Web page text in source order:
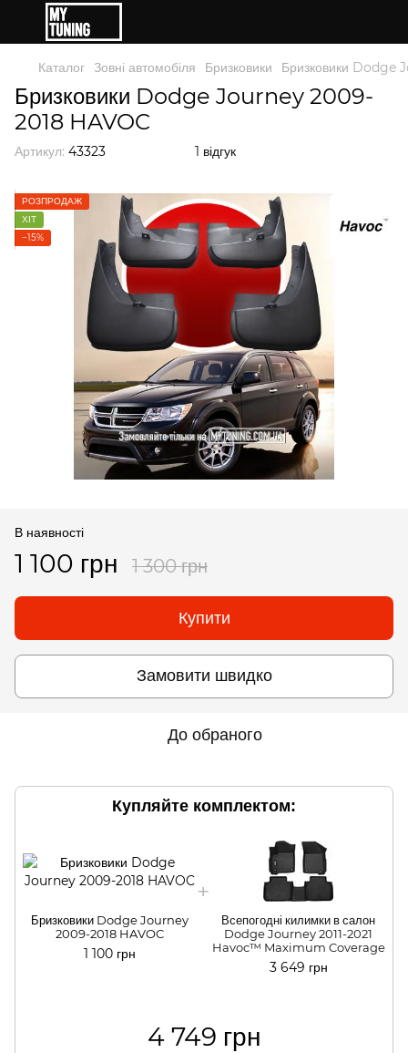
Каталог Зовні автомобіля Бризковики Бризковики Dodge
Бризковики Dodge Journey 2009-
2018 HAVOC
Артикул: 43323 1 відгук
РОЗПРОДАЖ
ХІТ
−15%
В наявності
1 100 грн 1 300 грн
Купити
Замовити швидко
До обраного
Купляйте комплектом:
Бризковики Dodge Journey
2009-2018 HAVOC
1 100 грн
Всепогодні килимки в салон
Dodge Journey 2011-2021
Havoc™ Maximum Coverage
3 649 грн
4 749 грн